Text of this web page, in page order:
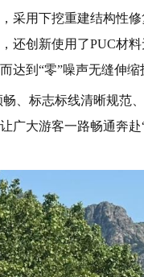
采用下挖重建结构性
还创新使用了PUC材
达到“零”噪声无缝伸
、标志标线清晰规范
广大游客一路畅通奔